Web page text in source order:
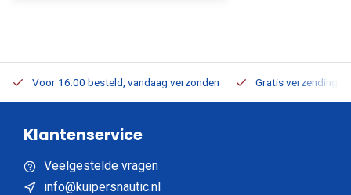
Voor 16:00 besteld, vandaag verzonden Gratis verzending
Klantenservice
Veelgestelde vragen
info@kuipersnautic.nl